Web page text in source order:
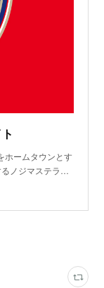
ホームタウンとす
るノジマステラ…